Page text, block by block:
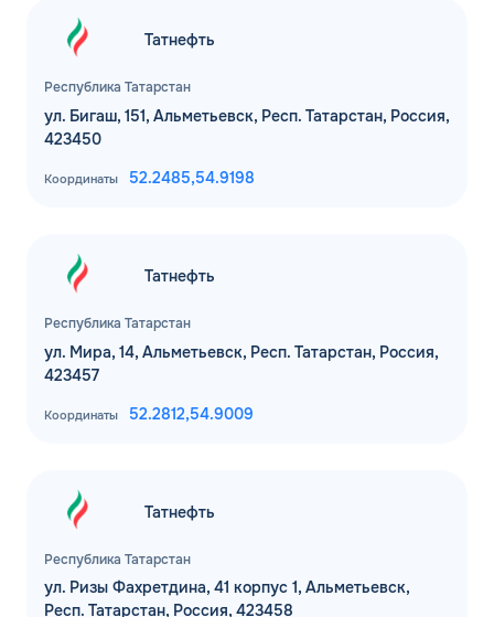
Республика Татарстан
Татнефть
ул. Бигаш, 151, Альметьевск, Респ. Татарстан, Россия,
423450
Координаты 52.2485,54.9198
Республика Татарстан
Татнефть
ул. Мира, 14, Альметьевск, Респ. Татарстан, Россия,
423457
Координаты 52.2812,54.9009
Республика Татарстан
Татнефть
ул. Ризы Фахретдина, 41 корпус 1, Альметьевск,
Респ. Татарстан, Россия, 423458